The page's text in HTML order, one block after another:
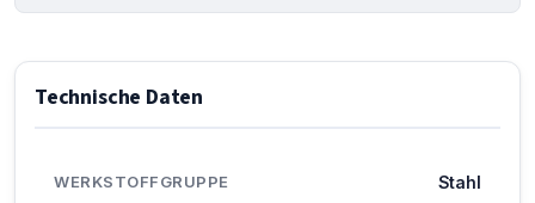
Technische Daten
WERKSTOFFGRUPPE Stahl